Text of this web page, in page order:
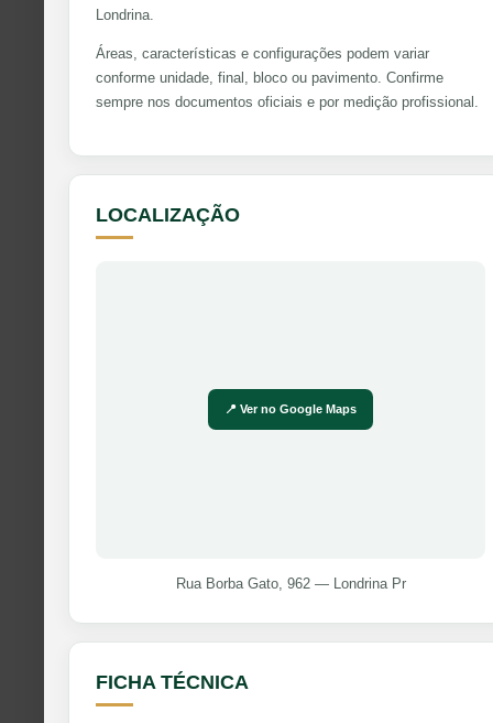
Londrina.
Áreas, características e configurações podem variar
conforme unidade, final, bloco ou pavimento. Confirme
sempre nos documentos oficiais e por medição profissional.
LOCALIZAÇÃO
📍 Ver no Google Maps
Rua Borba Gato, 962 — Londrina Pr
FICHA TÉCNICA